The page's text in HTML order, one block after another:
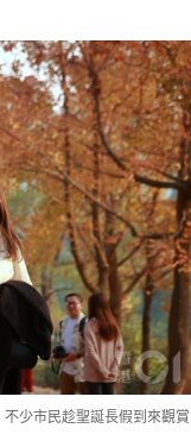
少市民趁聖誕長假到來觀賞